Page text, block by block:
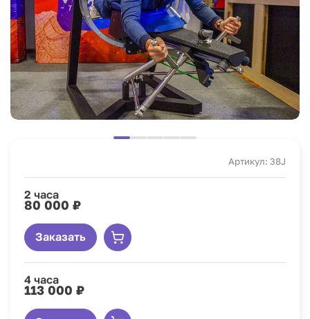
Артикул: 38J
2 часа
80 000 ₽
Заказать
4 часа
113 000 ₽